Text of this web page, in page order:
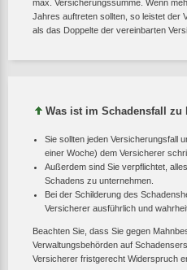
max. Versicherungssumme. Wenn
Jahres auftreten sollten, so leistet der
als das Doppelte der vereinbarten
Was ist im Schadensfall zu
Sie sollten jeden Versicherungsfall
einer Woche) dem Versicherer
Außerdem sind Sie verpflichtet,
Schadens zu unternehmen.
Bei der Schilderung des
Versicherer ausführlich und
Beachten Sie, dass Sie gegen
Verwaltungsbehörden auf
Versicherer fristgerecht Widerspruch